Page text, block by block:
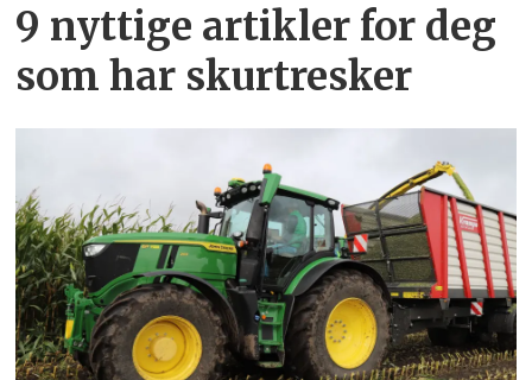
9 nyttige artikler for deg
som har skurtresker